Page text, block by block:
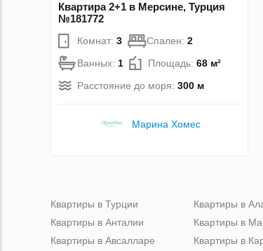
Квартира 2+1 в Мерсине, Турция
№181772
Комнат: 3 Спален: 2
Ванных: 1 Площадь: 68 м²
Расстояние до моря: 300 м
Марина Хомес
Квартиры в Турции
Квартиры в Анталии
Квартиры в Авсалларе
Квартиры в
Квартиры в
Квартиры в